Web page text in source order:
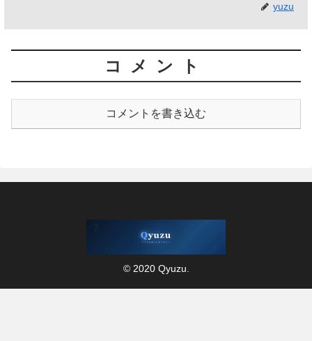
yuzu
コメント
コメントを書き込む
© 2020 Qyuzu.